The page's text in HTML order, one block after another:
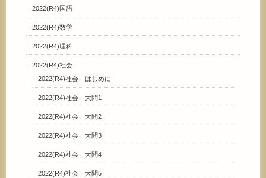
2022(R4)国語
2022(R4)数学
2022(R4)理科
2022(R4)社会
2022(R4)社会 はじめに
2022(R4)社会 大問1
2022(R4)社会 大問2
2022(R4)社会 大問3
2022(R4)社会 大問4
2022(R4)社会 大問5